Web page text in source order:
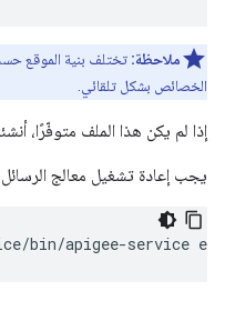
ملاحظة: تختلف بنية الموقع
الخصائص بشكل تلقائي.
إذا لم يكن هذا الملف متوفّرًا،
يجب إعادة تشغيل معالج
bin/apigee-service